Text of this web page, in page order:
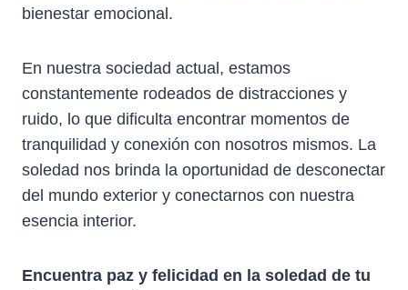
bienestar emocional.
En nuestra sociedad actual, estamos
constantemente rodeados de distracciones y
ruido, lo que dificulta encontrar momentos de
tranquilidad y conexión con nosotros mismos. La
soledad nos brinda la oportunidad de desconectar
del mundo exterior y conectarnos con nuestra
esencia interior.
Encuentra paz y felicidad en la soledad de tu